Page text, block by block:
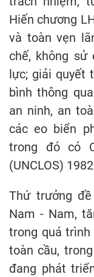
Hiến chương
và toàn vẹn
chế, không sử
lực; giải quyết
bình thông
an ninh, an
các eo biển
trong đó có
(UNCLOS)
Thứ trưởng
Nam - Nam,
trong quá
toàn cầu,
đang phát